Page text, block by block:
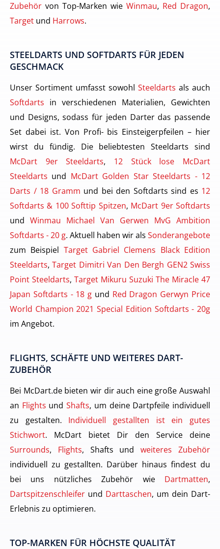
Zubehör von Top-Marken wie Winmau, Red Dragon,
Target und Harrows.
STEELDARTS UND SOFTDARTS FÜR JEDEN
GESCHMACK
Unser Sortiment umfasst sowohl Steeldarts als auch
Softdarts in verschiedenen Materialien, Gewichten
und Designs, sodass für jeden Darter das passende
Set dabei ist. Von Profi- bis Einsteigerpfeilen – hier
wirst du fündig. Die beliebtesten Steeldarts sind
McDart 9er Steeldarts, 12 Stück lose McDart
Steeldarts und McDart Golden Star Steeldarts - 12
Darts / 18 Gramm und bei den Softdarts sind es 12
Softdarts & 100 Softtip Spitzen, McDart 9er Softdarts
und Winmau Michael Van Gerwen MvG Ambition
Softdarts - 20 g. Aktuell haben wir als Sonderangebote
zum Beispiel Target Gabriel Clemens Black Edition
Steeldarts,Target Dimitri Van Den Bergh GEN2 Swiss
Point Steeldarts, Target Mikuru Suzuki The Miracle 47
Japan Softdarts - 18 g und Red Dragon Gerwyn Price
World Champion 2021 Special Edition Softdarts - 20g
im Angebot.
FLIGHTS, SCHÄFTE UND WEITERES DART-
ZUBEHÖR
Bei McDart.de bieten wir dir auch eine große Auswahl
an Flights undShafts, um deine Dartpfeile individuell
zu gestalten. Individuell gestallten ist ein gutes
Stichwort. McDart bietet Dir den Service deine
Surrounds, Flights, Shafts undweiteres Zubehör
individuell zu gestallten. Darüber hinaus findest du
bei uns nützliches Zubehör wie Dartmatten,
Dartspitzenschleifer und Darttaschen, um dein Dart-
Erlebnis zu optimieren.
TOP-MARKEN FÜR HÖCHSTE QUALITÄT